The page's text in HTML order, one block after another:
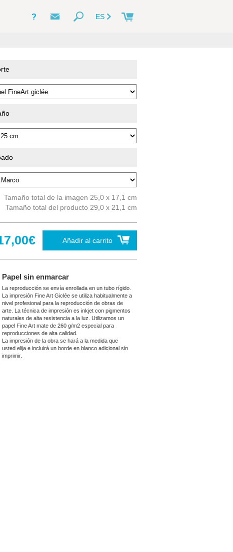
? ES
Tamaño total de la imagen 25,0 x 17,1 cm
Tamaño total del producto 29,0 x 21,1 cm
Añadir al carrito
Papel sin enmarcar
La reproducción se envía enrollada en un tubo rígido.
La impresión Fine Art Giclée se utiliza habitualmente a
nivel profesional para la reproducción de obras de
arte. La técnica de impresión es inkjet con pigmentos
naturales de alta resistencia a la luz. Utilizamos un
papel Fine Art mate de 260 g/m2 especial para
reproducciones de alta calidad.
La impresión de la obra se hará a la medida que
usted elija e incluirá un borde en blanco adicional sin
imprimir.